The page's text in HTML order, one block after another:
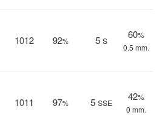
1012 92% 5 S
60%
0.5 mm.
1011 97% 5 SSE
42%
0 mm.